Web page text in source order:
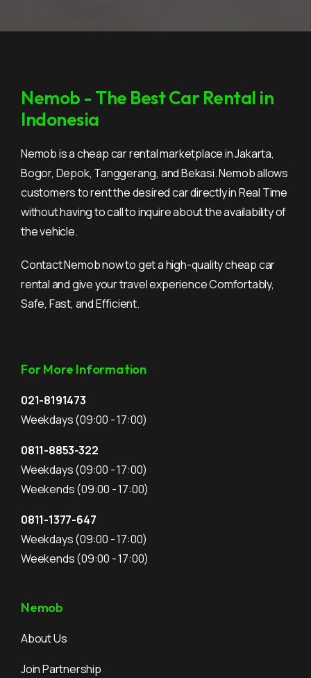
Nemob - The Best Car Rental in
Indonesia
Nemob is a cheap car rental marketplace in Jakarta,
Bogor, Depok, Tanggerang, and Bekasi. Nemob allows
customers to rent the desired car directly in Real Time
without having to call to inquire about the availability of
the vehicle.
Contact Nemob now to get a high-quality cheap car
rental and give your travel experience Comfortably,
Safe, Fast, and Efficient.
For More Information
021-8191473
Weekdays(09:00 - 17:00)
0811-8853-322
Weekdays(09:00 - 17:00)
Weekends(09:00 - 17:00)
0811-1377-647
Weekdays(09:00 - 17:00)
Weekends(09:00 - 17:00)
Nemob
About Us
Join Partnership